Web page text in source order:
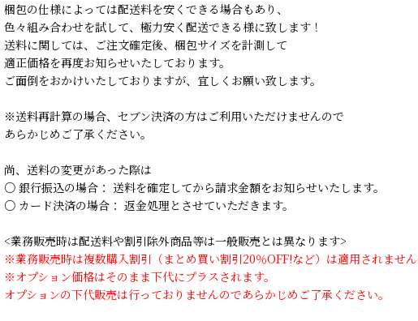
梱包の仕様によっては配送料を安くできる場合もあり、
色々組み合わせを試して、極力安く配送できる様に致します！
送料に関しては、ご注文確定後、梱包サイズを計測して
適正価格を再度お知らせいたしております。
ご面倒をおかけいたしておりますが、宜しくお願い致します。
※送料再計算の場合、セブン決済の方はご利用いただけませんので
あらかじめご了承ください。
尚、送料の変更があった際は
○ 銀行振込の場合： 送料を確定してから請求金額をお知らせいたします。
○ カード決済の場合： 返金処理とさせていただきます。
<業務販売時は配送料や割引除外商品等は一般販売とは異なります>
※業務販売時は複数購入割引（まとめ買い割引20％OFF!など）は適用されません
※オプション価格はそのまま下代にプラスされます。
オプションの下代販売は行っておりませんのであらかじめご了承ください。